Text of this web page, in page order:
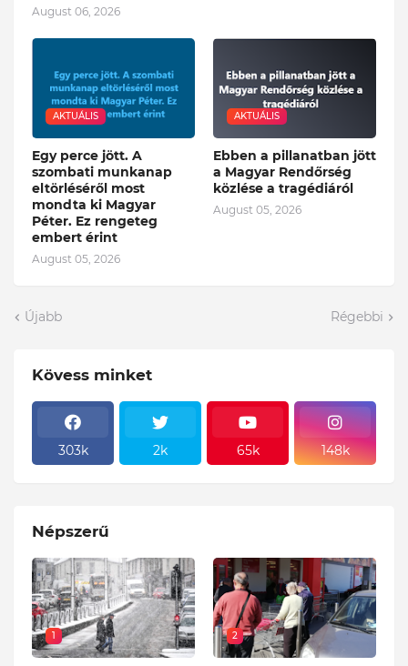
August 06, 2026
AKTUÁLIS
Egy perce jött. A
szombati munkanap
eltörléséről most
mondta ki Magyar
Péter. Ez rengeteg
embert érint
August 05, 2026
AKTUÁLIS
Ebben a pillanatban jött
a Magyar Rendőrség
közlése a tragédiáról
August 05, 2026
Újabb Régebbi
Kövess minket
303k 2k 65k 148k
Népszerű
1 2